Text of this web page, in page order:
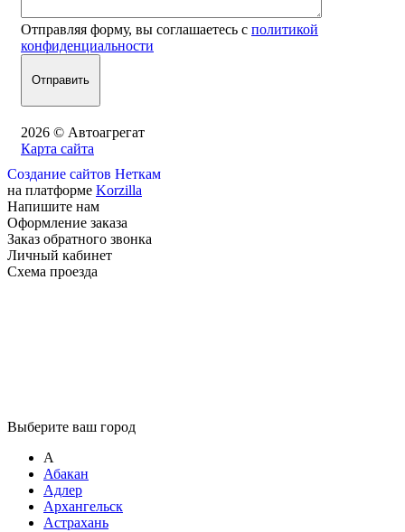
Отправляя форму, вы соглашаетесь с политикой
конфиденциальности
2026 © Автоагрегат
Карта сайта
Создание сайтов Неткам
на платформе Korzilla
Напишите нам
Оформление заказа
Заказ обратного звонка
Личный кабинет
Схема проезда
Выберите ваш город
А
Абакан
Адлер
Архангельск
Астрахань